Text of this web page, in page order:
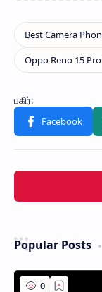
Popular Posts